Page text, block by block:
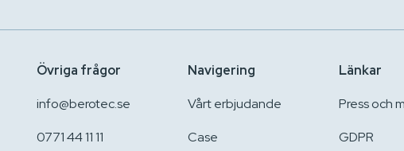
Övriga frågor
info@berotec.se
0771 44 11 11
Navigering
Vårt erbjudande
Case
Länkar
Press och
GDPR